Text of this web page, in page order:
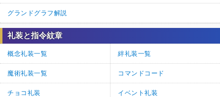
グランドグラフ解説
礼装と指令紋章
概念礼装一覧 絆礼装一覧
魔術礼装一覧 コマンドコード
チョコ礼装 イベント礼装